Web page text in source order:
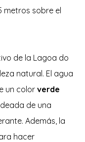
metros sobre el
de la Lagoa do
natural. El agua
un color verde
de una
Además, la
hacer